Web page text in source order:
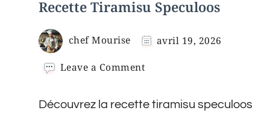
Recette Tiramisu Speculoos
chef Mourise avril 19, 2026
Leave a Commenton
Speculoos
Découvrez la recette tiramisu speculoos